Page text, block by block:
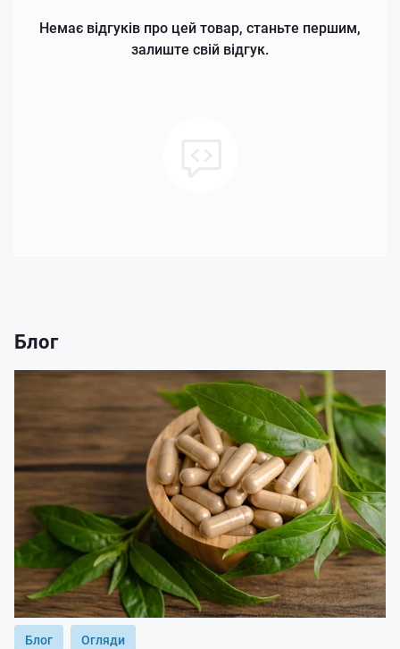
Немає відгуків про цей товар, станьте першим,
залиште свій відгук.
Блог
Блог Огляди